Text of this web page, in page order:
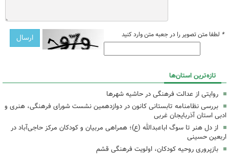
* لطفا متن تصویر را در جعبه متن وارد کنید
تازه‌ترین استان‌ها
روایتی از عدالت فرهنگی در حاشیه شهرها
بررسی نظامنامه تابستانی کانون در دوازدهمین نشست شورای فرهنگی، هنری و
ادبی استان آذربایجان غربی
از دل هنر تا سوگ اباعبدالله (ع)؛ همراهی مربیان و کودکان مرکز حاجی‌آباد در
اربعین حسینی
بازپروری روحیه کودکان، اولویت فرهنگی قشم